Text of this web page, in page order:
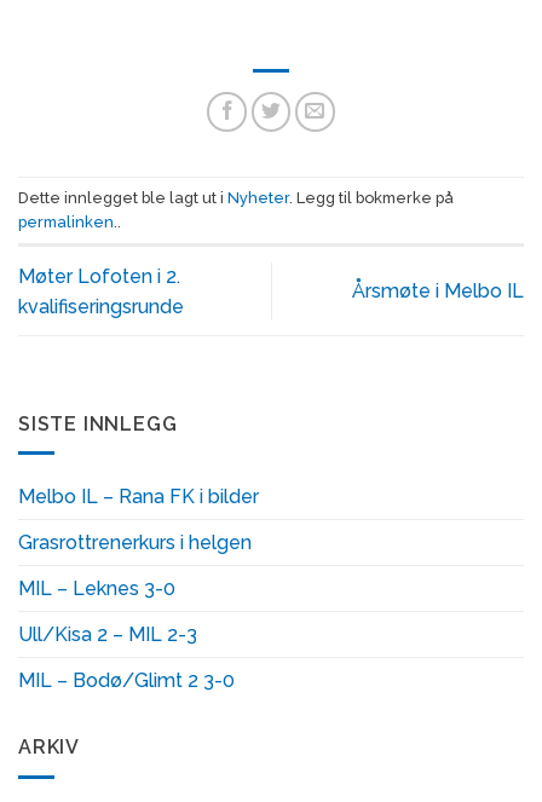
Dette innlegget ble lagt ut i Nyheter. Legg til bokmerke på
permalinken
Møter Lofoten i 2.
kvalifiseringsrunde
Årsmøte i Melbo IL
SISTE INNLEGG
Melbo IL – Rana FK i bilder
Grasrottrenerkurs i helgen
MIL – Leknes 3-0
Ull/Kisa 2 – MIL 2-3
MIL – Bodø/Glimt 2 3-0
ARKIV